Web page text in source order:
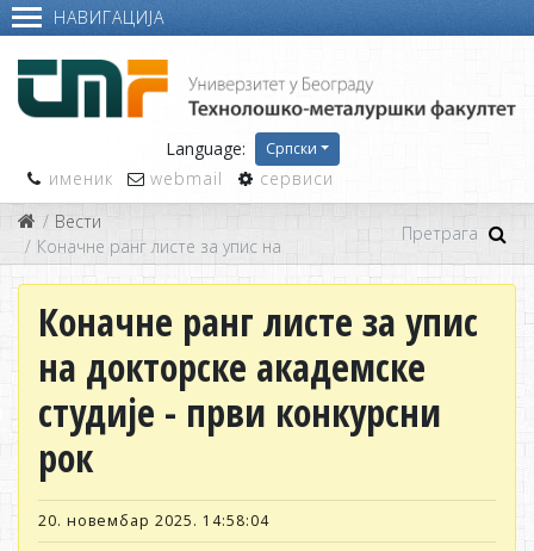
НАВИГАЦИЈА
Language: Српски
именик webmail
сервиси
Вести
Коначне ранг листе за упис на докторске академскe студијe
Коначне ранг листе за упис
на докторске академскe
студијe - први конкурсни
рок
20. новембар 2025. 14:58:04